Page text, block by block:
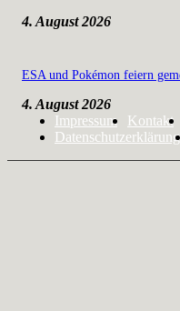
4. August 2026
ESA und Pokémon feiern
4. August 2026
Impressum
Kontakt
Datenschutzerklärung